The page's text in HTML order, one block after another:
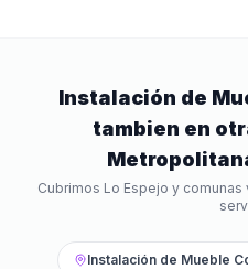
Instalación de
tambien en
Cubrimos Lo Espejo y comunas
Instalación de Mueble